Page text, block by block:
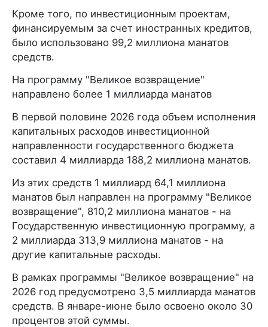
Кроме того, по инвестиционным проектам,
финансируемым за счет иностранных кредитов,
было использовано 99,2 миллиона манатов
средств.
На программу "Великое возвращение"
направлено более 1 миллиарда манатов
В первой половине 2026 года объем исполнения
капитальных расходов инвестиционной
направленности государственного бюджета
составил 4 миллиарда 188,2 миллиона манатов.
Из этих средств 1 миллиард 64,1 миллиона
манатов был направлен на программу "Великое
возвращение", 810,2 миллиона манатов - на
Государственную инвестиционную программу, а
2 миллиарда 313,9 миллиона манатов - на
другие капитальные расходы.
В рамках программы "Великое возвращение" на
2026 год предусмотрено 3,5 миллиарда манатов
средств. В январе-июне было освоено около 30
процентов этой суммы.